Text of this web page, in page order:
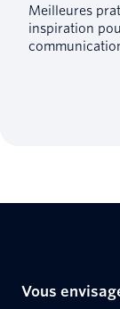
Meilleures
inspiration
Vous